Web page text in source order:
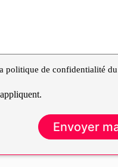
politique de confidentialité